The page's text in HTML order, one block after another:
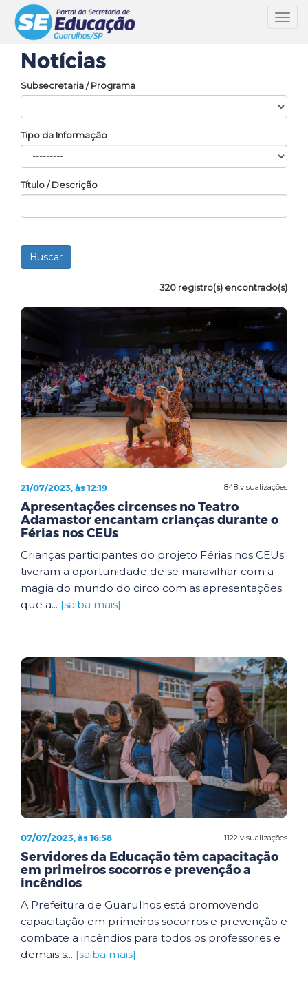
Notícias
Subsecretaria / Programa
Tipo da Informação
Título / Descrição
320 registro(s) encontrado(s)
848 visualizações
21/07/2023, às 12:19
Apresentações circenses no Teatro
Adamastor encantam crianças durante o
Férias nos CEUs
Crianças participantes do projeto Férias nos CEUs
tiveram a oportunidade de se maravilhar com a
magia do mundo do circo com as apresentações
que a... [saiba mais]
1122 visualizações
07/07/2023, às 16:58
Servidores da Educação têm capacitação
em primeiros socorros e prevenção a
incêndios
A Prefeitura de Guarulhos está promovendo
capacitação em primeiros socorros e prevenção e
combate a incêndios para todos os professores e
demais s... [saiba mais]